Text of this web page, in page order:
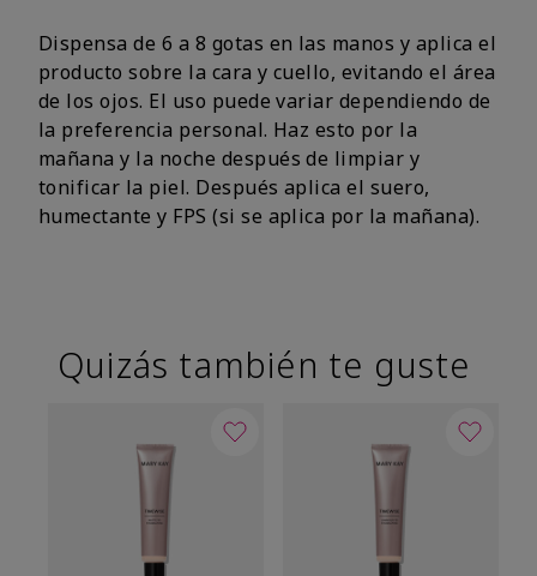
Dispensa de 6 a 8 gotas en las manos y aplica el
producto sobre la cara y cuello, evitando el área
de los ojos. El uso puede variar dependiendo de
la preferencia personal. Haz esto por la
mañana y la noche después de limpiar y
tonificar la piel. Después aplica el suero,
humectante y FPS (si se aplica por la mañana).
Quizás también te guste